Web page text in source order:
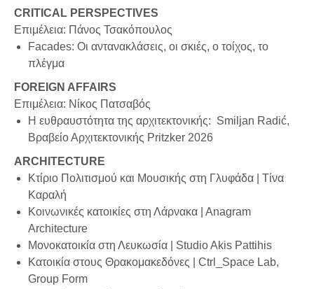
CRITICAL PERSPECTIVES
Επιμέλεια: Πάνος Τσακόπουλος
Facades: Οι αντανακλάσεις, οι σκιές, ο τοίχος, το
πλέγμα
FOREIGN AFFAIRS
Επιμέλεια: Νίκος Πατσαβός
Η ευθραυστότητα της αρχιτεκτονικής: Smiljan Radić,
Βραβείο Αρχιτεκτονικής Pritzker 2026
ARCHITECTURE
Κτίριο Πολιτισμού και Μουσικής στη Γλυφάδα | Tίνα
Καραλή
Κοινωνικές κατοικίες στη Λάρνακα | Αnagram
Architecture
Μονοκατοικία στη Λευκωσία | Studio Akis Pattihis
Κατοικία στους Θρακομακεδόνες | Ctrl_Space Lab,
Group Form